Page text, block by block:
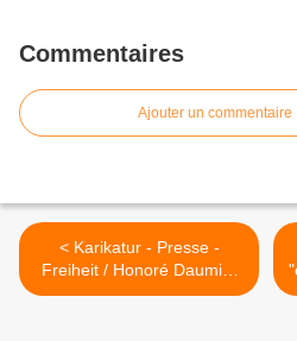
Commentaires
Ajouter un commentaire
< Karikatur - Presse -
Freiheit / Honoré Daumier
und die französische